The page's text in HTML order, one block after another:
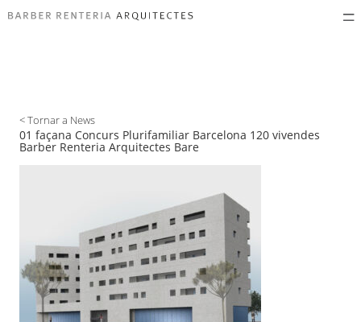
< Tornar a News
01 façana Concurs Plurifamiliar Barcelona 120 vivendes
Barber Renteria Arquitectes Bare